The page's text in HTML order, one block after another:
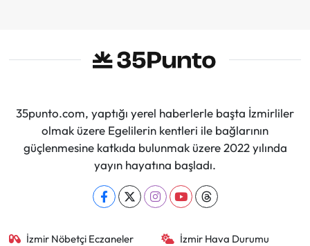
35punto.com, yaptığı yerel haberlerle başta İzmirliler
olmak üzere Egelilerin kentleri ile bağlarının
güçlenmesine katkıda bulunmak üzere 2022 yılında
yayın hayatına başladı.
İzmir Nöbetçi Eczaneler İzmir Hava Durumu